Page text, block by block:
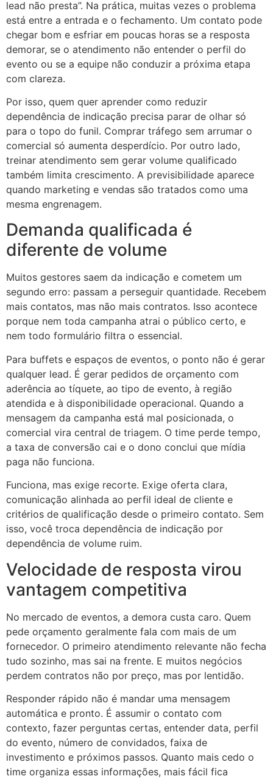
lead não presta”. Na prática, muitas vezes o problema
está entre a entrada e o fechamento. Um contato pode
chegar bom e esfriar em poucas horas se a resposta
demorar, se o atendimento não entender o perfil do
evento ou se a equipe não conduzir a próxima etapa
com clareza.
Por isso, quem quer aprender como reduzir
dependência de indicação precisa parar de olhar só
para o topo do funil. Comprar tráfego sem arrumar o
comercial só aumenta desperdício. Por outro lado,
treinar atendimento sem gerar volume qualificado
também limita crescimento. A previsibilidade aparece
quando marketing e vendas são tratados como uma
mesma engrenagem.
Demanda qualificada é
diferente de volume
Muitos gestores saem da indicação e cometem um
segundo erro: passam a perseguir quantidade. Recebem
mais contatos, mas não mais contratos. Isso acontece
porque nem toda campanha atrai o público certo, e
nem todo formulário filtra o essencial.
Para buffets e espaços de eventos, o ponto não é gerar
qualquer lead. É gerar pedidos de orçamento com
aderência ao tíquete, ao tipo de evento, à região
atendida e à disponibilidade operacional. Quando a
mensagem da campanha está mal posicionada, o
comercial vira central de triagem. O time perde tempo,
a taxa de conversão cai e o dono conclui que mídia
paga não funciona.
Funciona, mas exige recorte. Exige oferta clara,
comunicação alinhada ao perfil ideal de cliente e
critérios de qualificação desde o primeiro contato. Sem
isso, você troca dependência de indicação por
dependência de volume ruim.
Velocidade de resposta virou
vantagem competitiva
No mercado de eventos, a demora custa caro. Quem
pede orçamento geralmente fala com mais de um
fornecedor. O primeiro atendimento relevante não fecha
tudo sozinho, mas sai na frente. E muitos negócios
perdem contratos não por preço, mas por lentidão.
Responder rápido não é mandar uma mensagem
automática e pronto. É assumir o contato com
contexto, fazer perguntas certas, entender data, perfil
do evento, número de convidados, faixa de
investimento e próximos passos. Quanto mais cedo o
time organiza essas informações, mais fácil fica